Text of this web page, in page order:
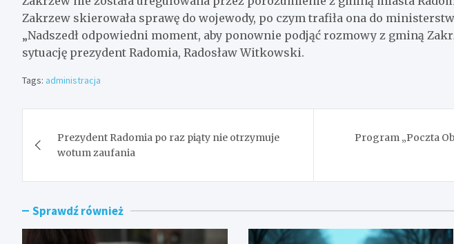
Zakrzew skierowała sprawę do wojewody, po czym trafiła ona do
„Nadszedł odpowiedni moment, aby ponownie podjąć rozmowy z gminą
sytuację prezydent Radomia, Radosław Witkowski.
Tags: administracja
wpisu
Prezydent Radomia po raz piąty nie otrzymuje
wotum zaufania
Program „Poczta
Sprawdź również